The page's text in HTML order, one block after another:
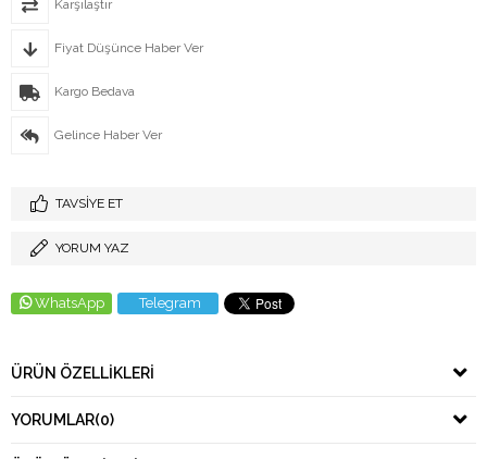
Karşılaştır
Fiyat Düşünce Haber Ver
Kargo Bedava
Gelince Haber Ver
TAVSIYE ET
YORUM YAZ
WhatsApp Telegram
ÜRÜN ÖZELLIKLERI
YORUMLAR(0)